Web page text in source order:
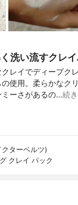
洗い流すクレイ
レイでディープク
使用。柔らかなク
ミーさがあるの…続
ターベルツ)
クレイ パック